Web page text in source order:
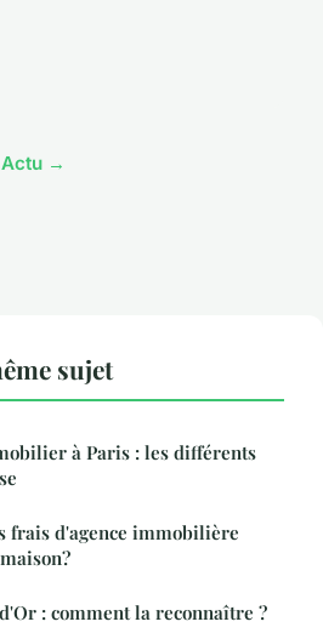
→
sujet
à Paris : les différents
frais d'agence immobilière
: comment la reconnaître ?